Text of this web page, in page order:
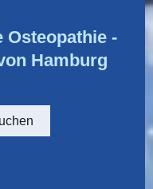
Osteopathie -
Hamburg